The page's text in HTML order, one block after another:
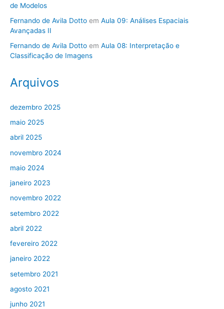
de Modelos
Fernando de Avila Dotto em Aula 09: Análises Espaciais
Avançadas II
Fernando de Avila Dotto em Aula 08: Interpretação e
Classificação de Imagens
Arquivos
dezembro 2025
maio 2025
abril 2025
novembro 2024
maio 2024
janeiro 2023
novembro 2022
setembro 2022
abril 2022
fevereiro 2022
janeiro 2022
setembro 2021
agosto 2021
junho 2021